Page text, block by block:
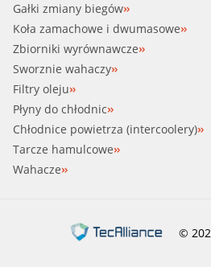
Gałki zmiany biegów
Koła zamachowe i dwumasowe
Zbiorniki wyrównawcze
Sworznie wahaczy
Filtry oleju
Płyny do chłodnic
Chłodnice powietrza (intercoolery)
Tarcze hamulcowe
Wahacze
©